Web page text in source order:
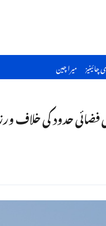
چائینیز میرا چین
حدود کی خلاف